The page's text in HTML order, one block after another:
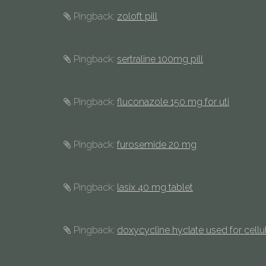
Pingback: zoloft pill
Pingback: sertraline 100mg pill
Pingback: fluconazole 150 mg for uti
Pingback: furosemide 20 mg
Pingback: lasix 40 mg tablet
Pingback: doxycycline hyclate used for